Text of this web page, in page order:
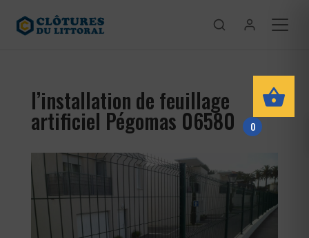
l’installation de feuillage
artificiel Pégomas 06580 0